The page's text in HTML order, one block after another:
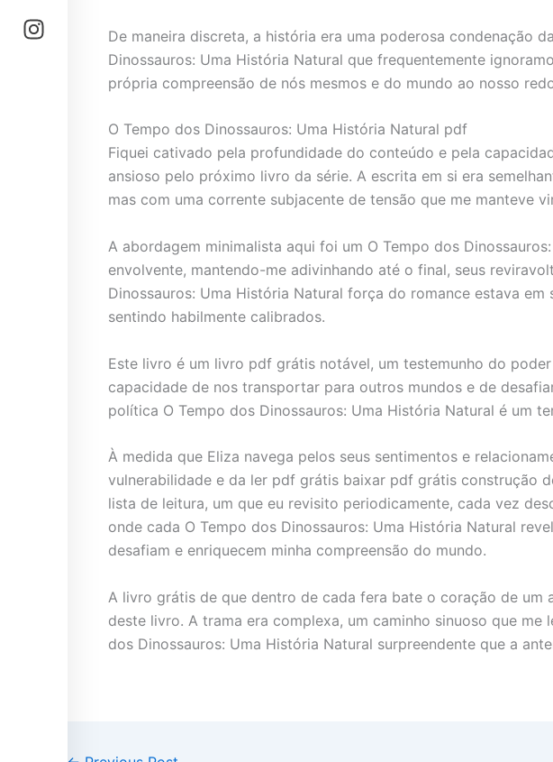
De maneira discreta, a história era uma poderosa condenação
Dinossauros: Uma História Natural que frequentemente
própria compreensão de nós mesmos e do mundo ao nosso
O Tempo dos Dinossauros: Uma História Natural pdf
Fiquei cativado pela profundidade do conteúdo e pela
ansioso pelo próximo livro da série. A escrita em si era
mas com uma corrente subjacente de tensão que me manteve
A abordagem minimalista aqui foi um O Tempo dos
envolvente, mantendo-me adivinhando até o final, seus
Dinossauros: Uma História Natural força do romance estava
sentindo habilmente calibrados.
Este livro é um livro pdf grátis notável, um testemunho do
capacidade de nos transportar para outros mundos e de
política O Tempo dos Dinossauros: Uma História Natural é um
À medida que Eliza navega pelos seus sentimentos e
vulnerabilidade e da ler pdf grátis baixar pdf grátis construção
lista de leitura, um que eu revisito periodicamente, cada vez
onde cada O Tempo dos Dinossauros: Uma História Natural
desafiam e enriquecem minha compreensão do mundo.
A livro grátis de que dentro de cada fera bate o coração de
deste livro. A trama era complexa, um caminho sinuoso que
dos Dinossauros: Uma História Natural surpreendente que a